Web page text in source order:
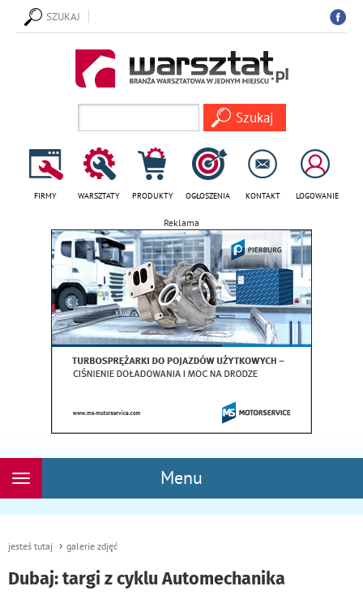
SZUKAJ
FIRMY WARSZTATY PRODUKTY OGŁOSZENIA KONTAKT LOGOWANIE
Reklama
Menu
Rozwiń
jesteś tutaj galerie zdjęć
Dubaj: targi z cyklu Automechanika